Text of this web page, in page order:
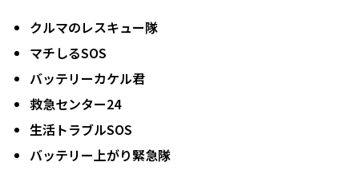
クルマのレスキュー隊
マチしるSOS
バッテリーカケル君
救急センター24
生活トラブルSOS
バッテリー上がり緊急隊